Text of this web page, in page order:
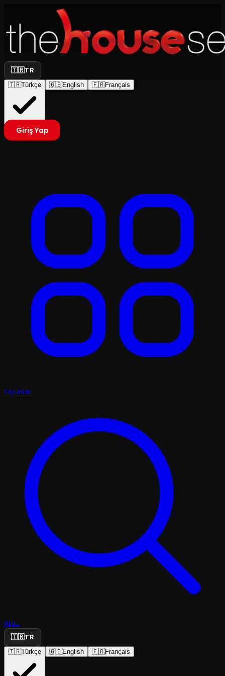
🇹🇷TR
🇹🇷Türkçe 🇬🇧English 🇫🇷Français
Giriş Yap
Oyunlar
Ara...
🇹🇷TR
🇹🇷Türkçe 🇬🇧English 🇫🇷Français